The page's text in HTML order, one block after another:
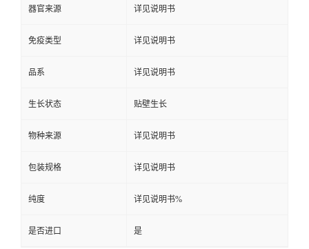
器官来源 详见说明书
免疫类型 详见说明书
品系 详见说明书
生长状态 贴壁生长
物种来源 详见说明书
包装规格 详见说明书
纯度 详见说明书%
是否进口 是